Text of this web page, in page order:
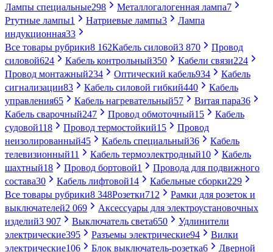
Лампы специальные298 Металлогалогенная лампа7
Ртутные лампы1 Натриевые лампы3
Лампа
индукционная33
Все товары рубрики8 162Кабель силовой3 870
Провод
силовой624 Кабель контрольный350 Кабели связи224
Провод монтажный234 Оптический кабель934
Кабель
сигнализации83 Кабель силовой гибкий440
Кабель
управления65 Кабель нагревательный57 Витая пара36
Кабель сварочный247 Провод обмоточный15
Кабель
судовой118 Провод термостойкий15
Провод
неизолированный45 Кабель специальный36
Кабель
телевизионный11 Кабель термоэлектродный10
Кабель
шахтный18 Провод бортовой1
Провода для подвижного
состава30 Кабель лифтовой14 Кабельные сборки229
Все товары рубрики8 348Розетки712
Рамки для розеток и
выключателей2 069
Аксессуары для электроустановочных
изделий3 907 Выключатель света650
Удлинители
электрические395 Разъемы электрические94
Вилки
электрические106 Блок выключатель-розетка6
Дверной